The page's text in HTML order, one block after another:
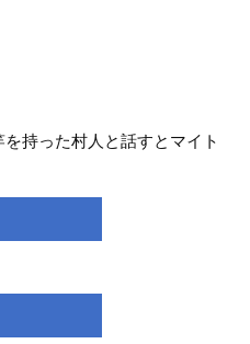
持った村人と話すとマイト